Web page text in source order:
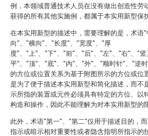
例，本领域普通技术人员在没有做出创造性劳
获得的所有其他实施例，都属于本实用新型保
在本实用新型的描述中，需要理解的是，术语
向"、"横向"、"长度"、"宽度"、"厚
度"、"上"、"下"、"前"、"后"、"左"、"右"、"
平"、"顶"、"底"、"内"、"外"、"顺时针"、"逆
的方位或位置关系为基于附图所示的方位或位
是为了便于描述本实用新型和简化描述，而不
示所指的装置或元件必须具有特定的方位、以
构造和操作，因此不能理解为对本实用新型的
此外，术语"第一"、"第二"仅用于描述目的，
指示或暗示相对重要性或者隐含指明所指示的